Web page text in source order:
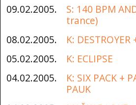
09.02.2005.
S: 140 BPM
trance)
08.02.2005.
K: DESTROYER
05.02.2005.
K: ECLIPSE
04.02.2005.
K: SIX PACK +
PAUK